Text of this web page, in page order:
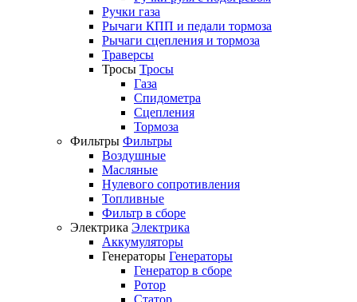
Ручки газа
Рычаги КПП и педали тормоза
Рычаги сцепления и тормоза
Траверсы
Тросы Тросы
Газа
Спидометра
Сцепления
Тормоза
Фильтры Фильтры
Воздушные
Масляные
Нулевого сопротивления
Топливные
Фильтр в сборе
Электрика Электрика
Аккумуляторы
Генераторы Генераторы
Генератор в сборе
Ротор
Статор